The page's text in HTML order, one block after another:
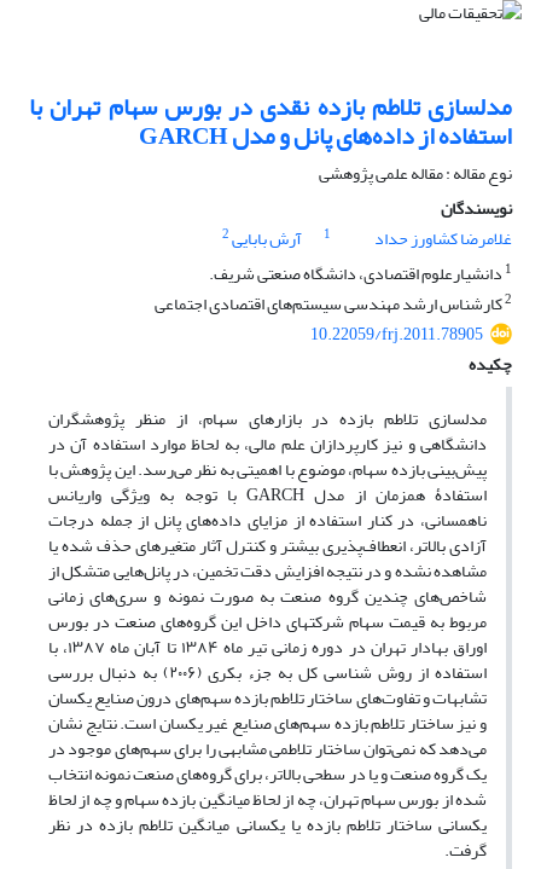
مدل‎سازی تلاطم بازده نقدی در بورس سهام تهران با
استفاده از داده‌های پانل و مدل GARCH
نوع مقاله : مقاله علمی پژوهشی
نویسندگان
غلامرضا کشاورز حداد
1 آرش بابایی2
1 دانشیارعلوم اقتصادی، دانشگاه صنعتی شریف.
2کارشناس ارشد مهندسی سیستم‌های اقتصادی اجتماعی
10.22059/frj.2011.78905
چکیده
مدلسازی تلاطم بازده در بازارهای سهام، از منظر پژوهشگران
دانشگاهی و نیز کارپردازان علم مالی، به لحاظ موارد استفاده آن در
پیش‌بینی بازده سهام، موضوع با اهمیتی به نظر می‌رسد. این پژوهش با
استفادۀ همزمان از مدل GARCH با توجه به ویژگی واریانس
ناهمسانی، در کنار استفاده از مزایای داده‌های پانل از جمله درجات
آزادی بالاتر، انعطاف‌پذیری بیشتر و کنترل آثار متغیرهای حذف شده یا
مشاهده نشده و در نتیجه افزایش دقت تخمین، در پانل‌هایی متشکل از
شاخص‌های چندین گروه صنعت به صورت نمونه و سری‌های زمانی
مربوط به قیمت سهام شرکت‎های داخل این گروه‌های صنعت در بورس
اوراق بهادار تهران در دوره زمانی تیر ماه ۱۳۸۴ تا آبان ماه ۱۳۸۷، با
استفاده از روش شناسی کل به جزء بکری (۲۰۰۶) به دنبال بررسی
تشابهات و تفاوت‌های ساختار تلاطم بازده سهم‌های درون صنایع یکسان
و نیز ساختار تلاطم بازده سهم‌های صنایع غیر یکسان است. نتایج نشان
می‌دهد که نمی‌توان ساختار تلاطمی مشابهی را برای سهم‌های موجود در
یک گروه صنعت و یا در سطحی بالاتر، برای گروه‌های صنعت نمونه انتخاب
شده از بورس سهام تهران، چه از لحاظ میانگین بازده سهام و چه از لحاظ
یکسانی ساختار تلاطم بازده یا یکسانی میانگین تلاطم بازده در نظر
گرفت.